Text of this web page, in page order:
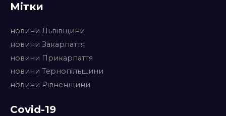
Мітки
новини Львівщини
новини Закарпаття
новини Прикарпаття
новини Тернопільщини
новини Рівненщини
Covid-19